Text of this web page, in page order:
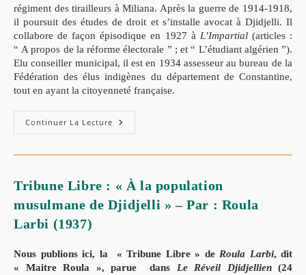
régiment des tirailleurs à Miliana. Après la guerre de 1914-1918,
il poursuit des études de droit et s’installe avocat à Djidjelli. Il
collabore de façon épisodique en 1927 à L’Impartial(articles :
“ A propos de la réforme électorale ” ; et “ L’étudiant algérien ”).
Elu conseiller municipal, il est en 1934 assesseur au bureau de la
Fédération des élus indigènes du département de Constantine,
tout en ayant la citoyenneté française.
Continuer La Lecture Messaoud
SEKFALI
Municipal
De
Djidjelli
(1937)
Tribune Libre : « À la population
musulmane de Djidjelli » – Par : Roula
Larbi (1937)
Nous publions ici, la « Tribune Libre » de Roula Larbi, dit
« Maitre Roula », parue dans Le Réveil Djidjellien(24